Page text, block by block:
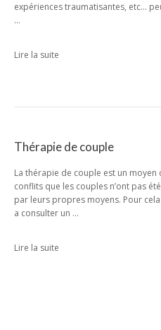
expériences traumatisantes, etc…
…
Lire la suite
Thérapie de couple
La thérapie de couple est un
conflits que les couples n’ont pas
par leurs propres moyens. Pour
a consulter un …
Lire la suite